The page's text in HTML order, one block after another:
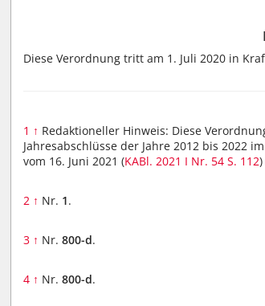
Diese Verordnung tritt am 1. Juli 2020 in
1 ↑ Redaktioneller Hinweis: Diese
Jahresabschlüsse der Jahre 2012 bis 2022
vom 16. Juni 2021 (KABl. 2021 I Nr. 54 S. 112
2 ↑ Nr. 1.
3 ↑ Nr.800-d.
4 ↑ Nr.800-d.